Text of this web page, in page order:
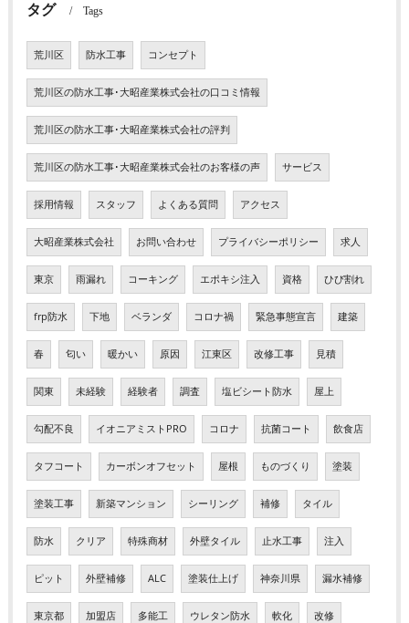
タグ Tags
荒川区 防水工事 コンセプト
荒川区の防水工事･大昭産業株式会社の口コミ情報
荒川区の防水工事･大昭産業株式会社の評判
荒川区の防水工事･大昭産業株式会社のお客様の声 サービス
採用情報 スタッフ よくある質問 アクセス
大昭産業株式会社 お問い合わせ プライバシーポリシー 求人
東京 雨漏れ コーキング エポキシ注入 資格 ひび割れ
frp防水 下地 ベランダ コロナ禍 緊急事態宣言 建築
春 匂い 暖かい 原因 江東区 改修工事 見積
関東 未経験 経験者 調査 塩ビシート防水 屋上
勾配不良 イオニアミストPRO コロナ 抗菌コート 飲食店
タフコート カーボンオフセット 屋根 ものづくり 塗装
塗装工事 新築マンション シーリング 補修 タイル
防水 クリア 特殊商材 外壁タイル 止水工事 注入
ピット 外壁補修 ALC 塗装仕上げ 神奈川県 漏水補修
東京都 加盟店 多能工 ウレタン防水 軟化 改修